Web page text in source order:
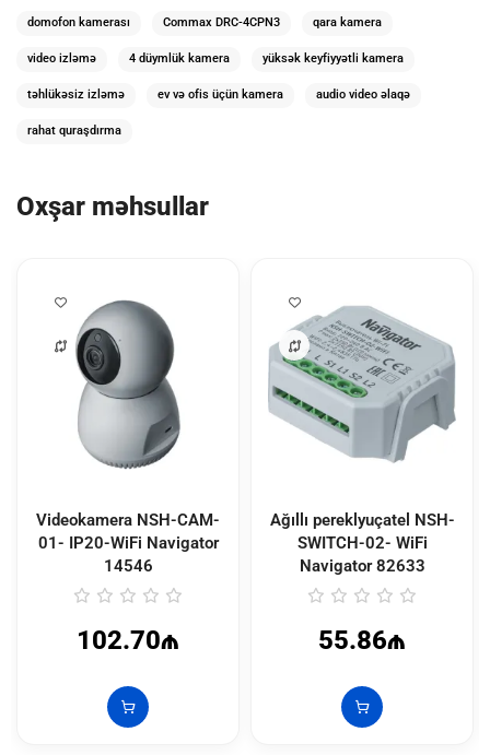
domofon kamerası Commax DRC-4CPN3 qara kamera
video izləmə 4 düymlük kamera yüksək keyfiyyətli kamera
təhlükəsiz izləmə ev və ofis üçün kamera audio video əlaqə
rahat quraşdırma
Oxşar məhsullar
Videokamera NSH-CAM-
01- IP20-WiFi Navigator
14546
102.70₼
Ağıllı pereklyuçatel NSH-
SWITCH-02- WiFi
Navigator82633
55.86₼